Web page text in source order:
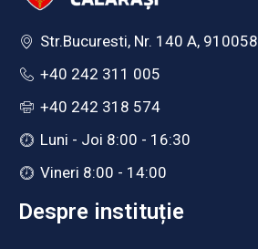
Str.Bucuresti, Nr. 140 A, 910058
+40 242 311 005
+40 242 318 574
Luni - Joi 8:00 - 16:30
Vineri 8:00 - 14:00
Despre instituție